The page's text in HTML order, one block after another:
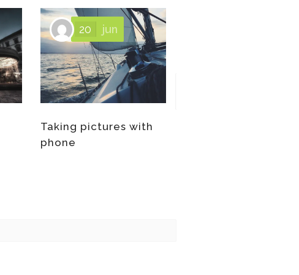
Taking pictures with
phone
20 jun